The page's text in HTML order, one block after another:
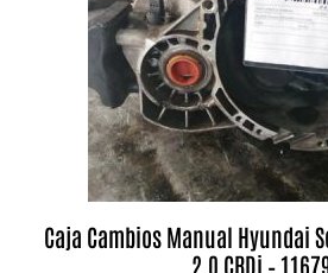
Caja Cambios Manual Hyundai
2.0 CRDi –